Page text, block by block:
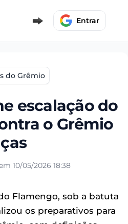
Entrar
do Grêmio
escalação do
o Grêmio
10/05/2026 18:38
Flamengo, sob a batuta
os preparativos para